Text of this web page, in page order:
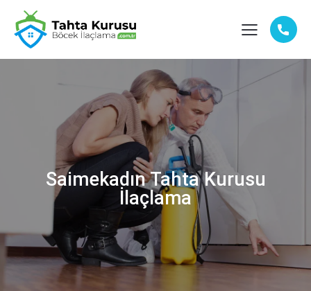
Saimekadın Tahta Kurusu
İlaçlama